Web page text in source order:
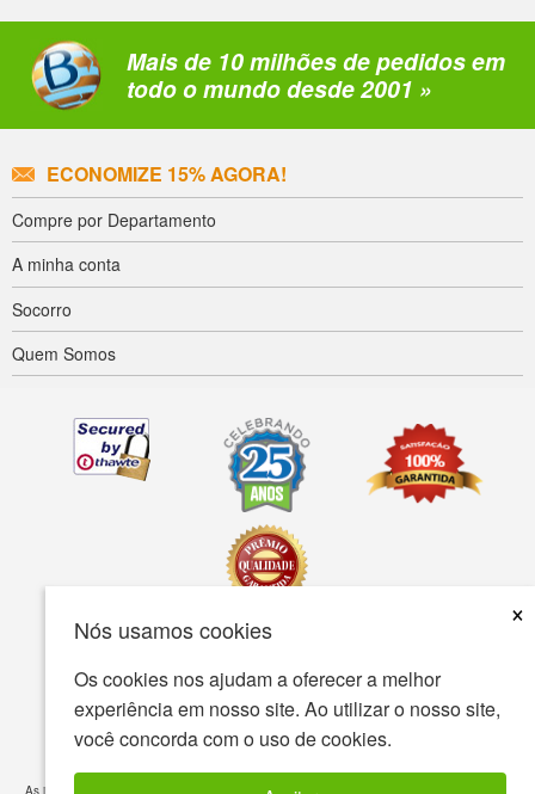
Nós usamos cookies
×
Os cookies nos ajudam a oferecer a melhor
experiência em nosso site. Ao utilizar o nosso site,
você concorda com o uso de cookies.
Mais de 10 milhões de pedidos em
todo o mundo desde 2001 »
ECONOMIZE 15% AGORA!
Compre por Departamento
A minha conta
Socorro
Quem Somos
Acessibilidade Termos de uso política de Privacidade
A política de segurança
As informações fornecidas neste site destina-se ao seu conhecimento geral e não é um